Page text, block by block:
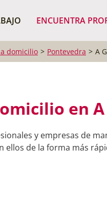
ENCUENTRA
domicilio Pontevedra A
en
y empresas de
ellos de la forma más